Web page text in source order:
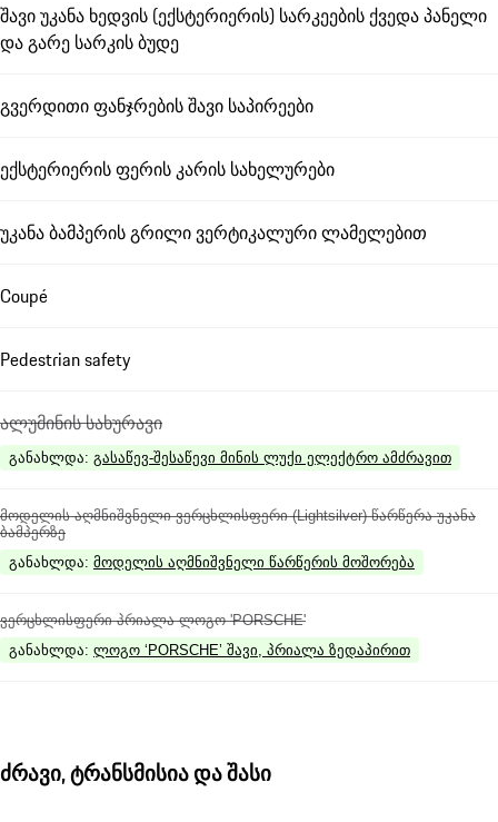
შავი უკანა ხედვის (ექსტერიერის) სარკეების ქვედა პანელი
და გარე სარკის ბუდე
გვერდითი ფანჯრების შავი საპირეები
ექსტერიერის ფერის კარის სახელურები
უკანა ბამპერის გრილი ვერტიკალური ლამელებით
Coupé
Pedestrian safety
ალუმინის სახურავი
განახლდა: გასაწევ-შესაწევი მინის ლუქი ელექტრო ამძრავით
მოდელის აღმნიშვნელი ვერცხლისფერი (Lightsilver) წარწერა უკანა
ბამპერზე
განახლდა: მოდელის აღმნიშვნელი წარწერის მოშორება
ვერცხლისფერი პრიალა ლოგო 'PORSCHE'
განახლდა: ლოგო ‘PORSCHE’ შავი, პრიალა ზედაპირით
ძრავი, ტრანსმისია და შასი